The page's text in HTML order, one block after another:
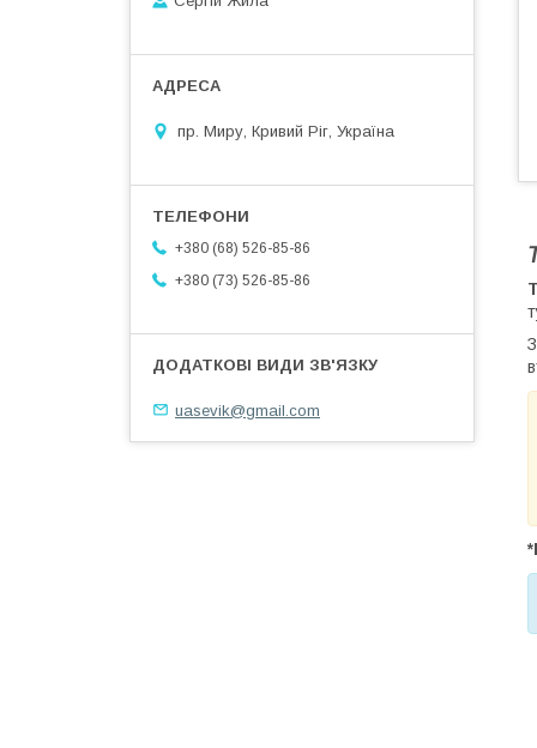
пр. Миру, Кривий Ріг, Україна
+380 (68) 526-85-86
+380 (73) 526-85-86
uasevik@gmail.com